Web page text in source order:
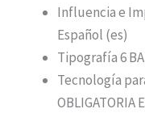
Influencia e
Español (es)
Tipografía 6
Tecnología
OBLIGATORIA